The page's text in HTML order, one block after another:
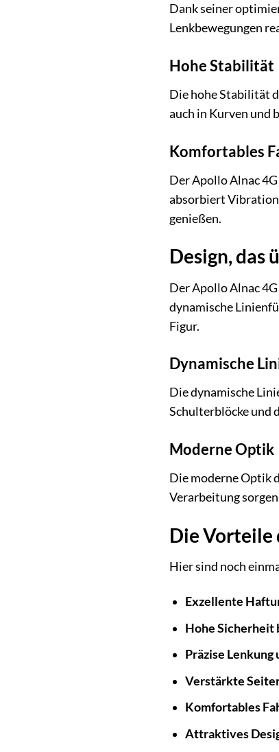
Dank seiner
Lenkbewegungen
Hohe Stabilität
Die hohe Stabilität
auch in Kurven und
Komfortables
Der Apollo Alnac
absorbiert
genießen.
Design, das
Der Apollo Alnac
dynamische
Figur.
Dynamische
Die dynamische
Schulterblöcke und
Moderne Optik
Die moderne Optik
Verarbeitung
Die Vorteile
Hier sind noch
Exzellente
Hohe Sicherheit
Präzise
Verstärkte
Komfortables
Attraktives